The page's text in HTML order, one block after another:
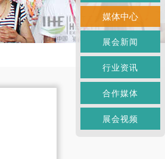
媒体中心
展会新闻
行业资讯
合作媒体
展会视频